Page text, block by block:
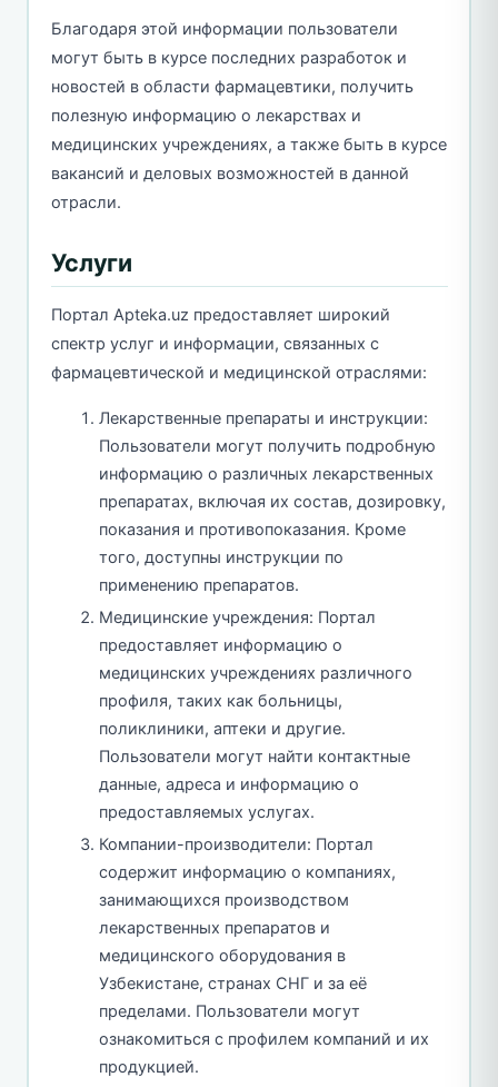
Благодаря этой информации пользователи
могут быть в курсе последних разработок и
новостей в области фармацевтики, получить
полезную информацию о лекарствах и
медицинских учреждениях, а также быть в курсе
вакансий и деловых возможностей в данной
отрасли.
Услуги
Портал Apteka.uz предоставляет широкий
спектр услуг и информации, связанных с
фармацевтической и медицинской отраслями:
Лекарственные препараты и инструкции:
Пользователи могут получить подробную
информацию о различных лекарственных
препаратах, включая их состав, дозировку,
показания и противопоказания. Кроме
того, доступны инструкции по
применению препаратов.
Медицинские учреждения: Портал
предоставляет информацию о
медицинских учреждениях различного
профиля, таких как больницы,
поликлиники, аптеки и другие.
Пользователи могут найти контактные
данные, адреса и информацию о
предоставляемых услугах.
Компании-производители: Портал
содержит информацию о компаниях,
занимающихся производством
лекарственных препаратов и
медицинского оборудования в
Узбекистане, странах СНГ и за её
пределами. Пользователи могут
ознакомиться с профилем компаний и их
продукцией.